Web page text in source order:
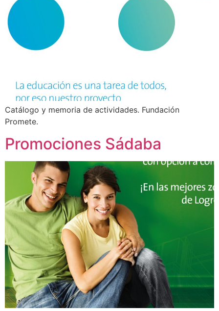
Catálogo y memoria de actividades. Fundación
Promete.
Promociones Sádaba